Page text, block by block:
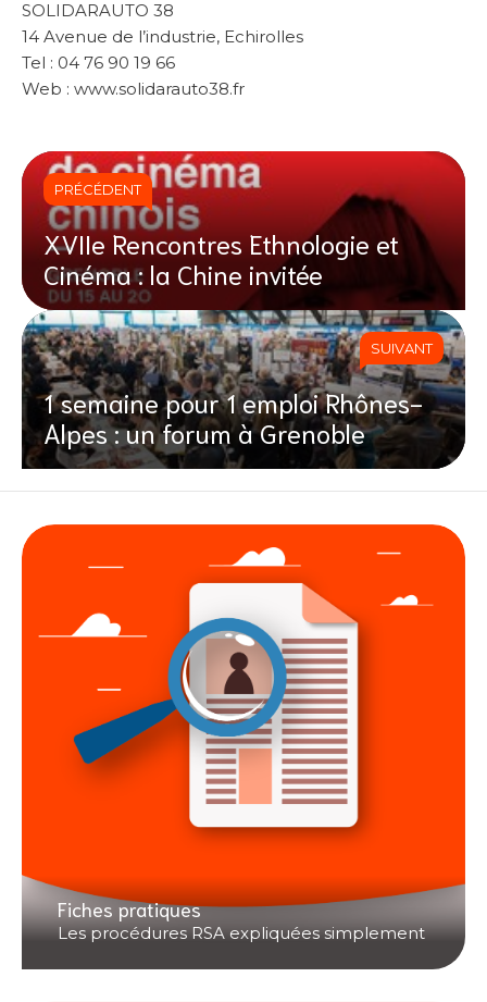
SOLIDARAUTO 38
14 Avenue de l’industrie, Echirolles
Tel : 04 76 90 19 66
Web : www.solidarauto38.fr
PRÉCÉDENT
XVIIe Rencontres Ethnologie et
Cinéma : la Chine invitée
SUIVANT
1 semaine pour 1 emploi Rhônes-
Alpes : un forum à Grenoble
Fiches pratiques
Les procédures RSA expliquées simplement